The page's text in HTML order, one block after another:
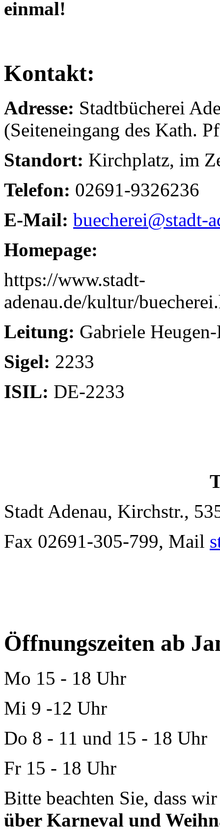
einmal!
Kontakt:
Adresse: Stadtbücherei
(Seiteneingang des Kath.
Standort: Kirchplatz, im
Telefon: 02691-9326236
E-Mail: buecherei@stadt-
Homepage:
https://www.stadt-
adenau.de/kultur/
Leitung: Gabriele
Sigel: 2233
ISIL: DE-2233
Stadt Adenau, Kirchstr.,
Fax 02691-305-799, Mail
Öffnungszeiten ab
Mo 15 - 18 Uhr
Mi 9 -12 Uhr
Do 8 - 11 und 15 - 18 Uhr
Fr 15 - 18 Uhr
Bitte beachten Sie, dass
über Karneval und